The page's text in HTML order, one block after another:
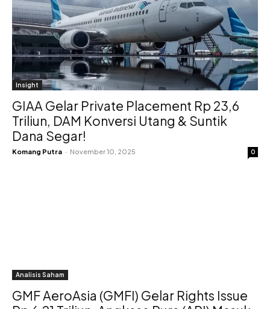
Insight
GIAA Gelar Private Placement Rp 23,6
Triliun, DAM Konversi Utang & Suntik
Dana Segar!
Komang Putra - November 10, 2025 0
Analisis Saham
GMF AeroAsia (GMFI) Gelar Rights Issue